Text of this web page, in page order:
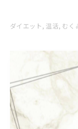
ダイエット 温活 むく